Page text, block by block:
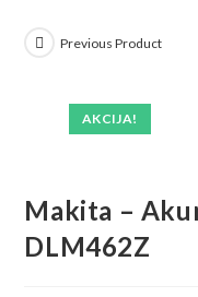
AKCIJA!
Previous Product
Makita –
DLM462Z